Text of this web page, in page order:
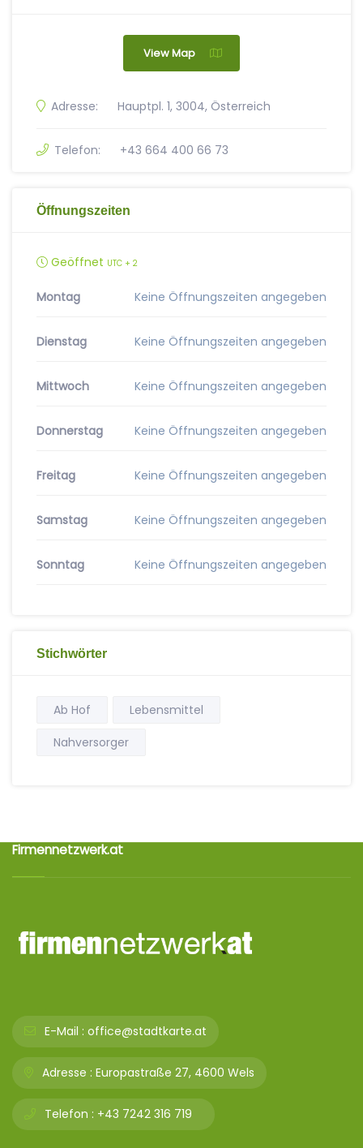
View Map
Adresse: Hauptpl. 1, 3004, Österreich
Telefon: +43 664 400 66 73
Öffnungszeiten
Geöffnet UTC + 2
Montag Keine Öffnungszeiten angegeben
Dienstag Keine Öffnungszeiten angegeben
Mittwoch Keine Öffnungszeiten angegeben
Donnerstag Keine Öffnungszeiten angegeben
Freitag Keine Öffnungszeiten angegeben
Samstag Keine Öffnungszeiten angegeben
Sonntag Keine Öffnungszeiten angegeben
Stichwörter
Ab Hof
Lebensmittel
Nahversorger
Firmennetzwerk.at
E-Mail : office@stadtkarte.at
Adresse : Europastraße 27, 4600 Wels
Telefon : +43 7242 316 719